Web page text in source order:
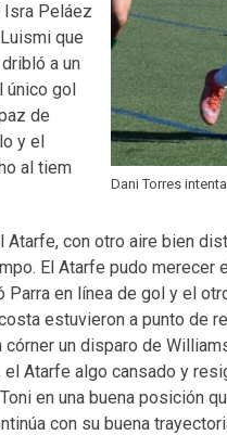
Dani Torres
Isra Peláez
que
a un
único gol
de
y el
al tiem
Atarfe, con otro aire bien
El Atarfe pudo
en línea de gol y el
estuvieron a punto de
un disparo de
el Atarfe algo cansado y
en una buena posición
con su buena